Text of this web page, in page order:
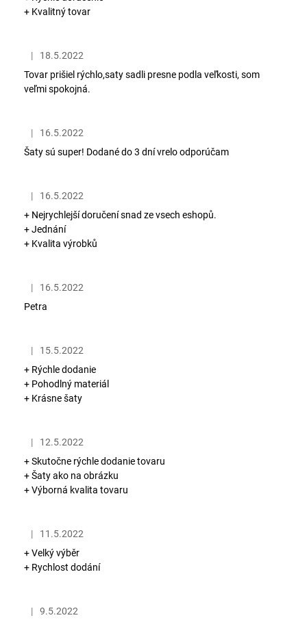
+ Kvalitný tovar
Hodnotenie obchodu je 5 z 5 hviezdičiek.
|
18.5.2022
Tovar prišiel rýchlo,saty sadli presne podla veľkosti, som
veľmi spokojná.
Hodnotenie obchodu je 5 z 5 hviezdičiek.
|
16.5.2022
Šaty sú super! Dodané do 3 dní vrelo odporúčam
Hodnotenie obchodu je 5 z 5 hviezdičiek.
|
16.5.2022
+ Nejrychlejší doručení snad ze vsech eshopů.
+ Jednání
+ Kvalita výrobků
Hodnotenie obchodu je 5 z 5 hviezdičiek.
|
16.5.2022
Petra
Hodnotenie obchodu je 5 z 5 hviezdičiek.
|
15.5.2022
+ Rýchle dodanie
+ Pohodlný materiál
+ Krásne šaty
Hodnotenie obchodu je 5 z 5 hviezdičiek.
|
12.5.2022
+ Skutočne rýchle dodanie tovaru
+ Šaty ako na obrázku
+ Výborná kvalita tovaru
Hodnotenie obchodu je 5 z 5 hviezdičiek.
|
11.5.2022
+ Velký výběr
+ Rychlost dodání
Hodnotenie obchodu je 5 z 5 hviezdičiek.
|
9.5.2022